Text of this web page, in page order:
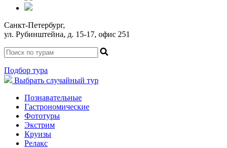
Санкт-Петербург,
ул. Рубинштейна, д. 15-17, офис 251
Подбор тура
Выбрать случайный тур
Познавательные
Гастрономические
Фототуры
Экстрим
Круизы
Релакс